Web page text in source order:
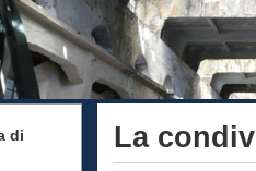
di
La